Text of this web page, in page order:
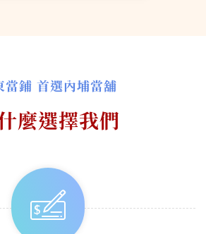
當鋪 首選內埔當舖
麼選擇我們